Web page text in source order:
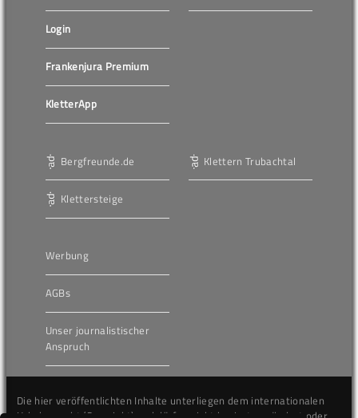
Login
Frankenjura Premium
KletterApp
Bergfreunde.de
Klettersteige
Klettern Trubachtal
Werbung
AGBs
Unser journalistischer
Anspruch
Die hier veröffentlichten Inhalte unterliegen dem internationalen